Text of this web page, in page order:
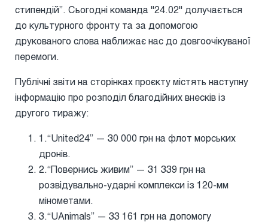
стипендій”. Сьогодні команда "24.02" долучається
до культурного фронту та за допомогою
друкованого слова наближає нас до довгоочікуваної
перемоги.
Публічні звіти на сторінках проєкту містять наступну
інформацію про розподіл благодійних внесків із
другого тиражу:
1.“United24” — 30 000 грн на флот морських
дронів.
2.“Повернись живим” — 31 339 грн на
розвідувально-ударні комплекси із 120-мм
мінометами.
3.“UAnimals” — 33 161 грн на допомогу